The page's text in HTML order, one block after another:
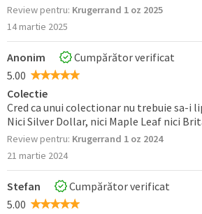
Review pentru: Krugerrand 1 oz 2025
14 martie 2025
Anonim
Cumpărător verificat
5.00
Colectie
Cred ca unui colectionar nu trebuie sa-i
Nici Silver Dollar, nici Maple Leaf nici
Review pentru: Krugerrand 1 oz 2024
21 martie 2024
Stefan
Cumpărător verificat
5.00